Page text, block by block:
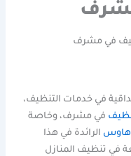
في مشرف
في خدمات التنظيف،
في مشرف، وخاصة
هاوس الرائدة في هذا
في تنظيف المنازل